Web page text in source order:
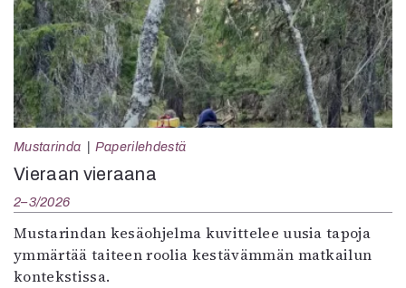
Mustarinda Paperilehdestä
Vieraan vieraana
2–3/2026
Mustarindan kesäohjelma kuvittelee uusia tapoja
ymmärtää taiteen roolia kestävämmän matkailun
kontekstissa.